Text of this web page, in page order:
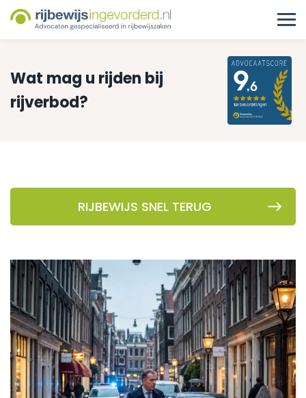
Wat mag u rijden bij
rijverbod?
RIJBEWIJS SNEL TERUG